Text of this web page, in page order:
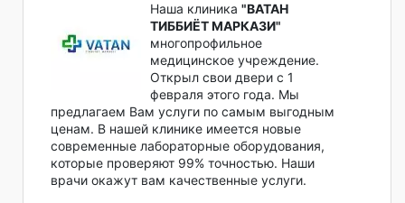
Наша клиника "ВАТАН
ТИББИЁТ МАРКАЗИ"
многопрофильное
медицинское учреждение.
Открыл свои двери с 1
февраля этого года. Мы
предлагаем Вам услуги по самым выгодным
ценам. В нашей клинике имеется новые
современные лабораторные оборудования,
которые проверяют 99% точностью. Наши
врачи окажут вам качественные услуги.